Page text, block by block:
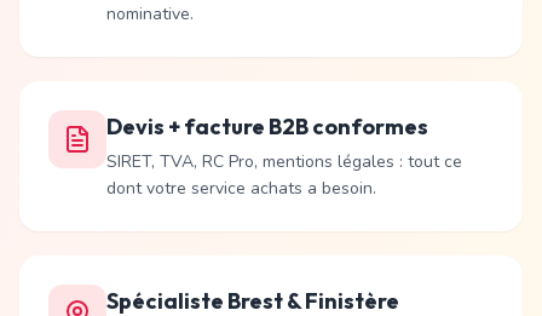
nominative.
Devis + facture B2B conformes
SIRET, TVA, RC Pro, mentions légales : tout ce
dont votre service achats a besoin.
Spécialiste Brest & Finistère